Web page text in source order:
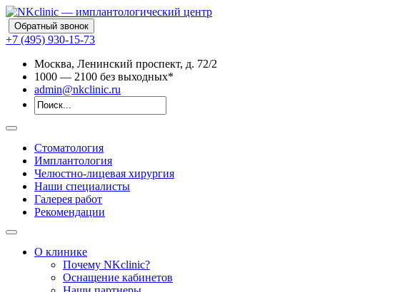
Обратный звонок
+7 (495) 930-15-73
Москва, Ленинский проспект, д. 72/2
1000 — 2100 без выходных*
admin@nkclinic.ru
Стоматология
Имплантология
Челюстно-лицевая хирургия
Наши специалисты
Галерея работ
Рекомендации
О клинике
Почему NKclinic?
Оснащение кабинетов